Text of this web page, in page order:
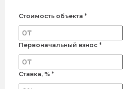
Стоимость объекта *
Первоначальный взнос *
Ставка, % *